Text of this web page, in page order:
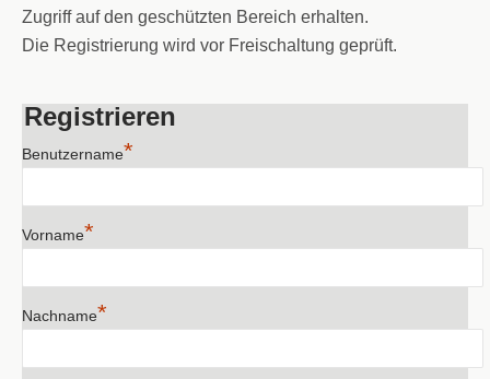
Zugriff auf den geschützten Bereich erhalten.
Die Registrierung wird vor Freischaltung geprüft.
Registrieren
Benutzername*
Vorname*
Nachname*